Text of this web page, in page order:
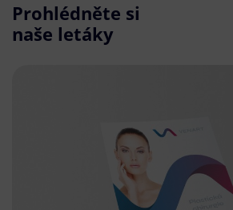
Prohlédněte si
naše letáky